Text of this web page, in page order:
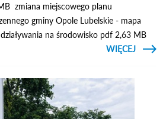
zmiana miejscowego planu
gminy Opole Lubelskie - mapa
na środowisko pdf 2,63 MB
CZYTAJ
WIĘCEJ